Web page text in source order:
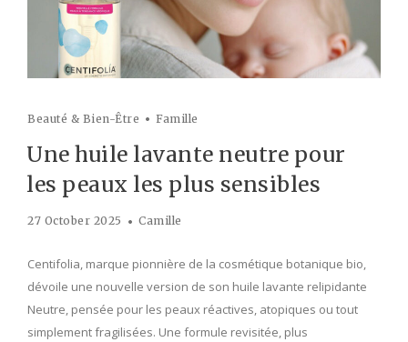
Beauté & Bien-Être Famille
Une huile lavante neutre pour
les peaux les plus sensibles
27 October 2025 Camille
Centifolia, marque pionnière de la cosmétique botanique bio,
dévoile une nouvelle version de son huile lavante relipidante
Neutre, pensée pour les peaux réactives, atopiques ou tout
simplement fragilisées. Une formule revisitée, plus